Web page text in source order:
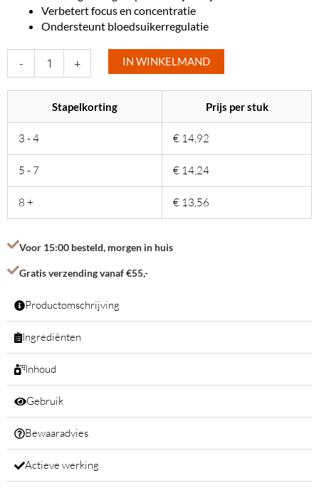
Verbetert focus en concentratie
Ondersteunt bloedsuikerregulatie
-
Daily
Non
Coffee
Blend
Plant
Stimulants
+ IN WINKELMAND
Stapelkorting Prijs per stuk
3 - 4 € 14,92
5 - 7 € 14,24
8 + € 13,56
Voor 15:00 besteld, morgen in huis
Gratis verzending vanaf €55,-
Productomschrijving
Ingrediënten
Inhoud
Gebruik
Bewaaradvies
Actieve werking